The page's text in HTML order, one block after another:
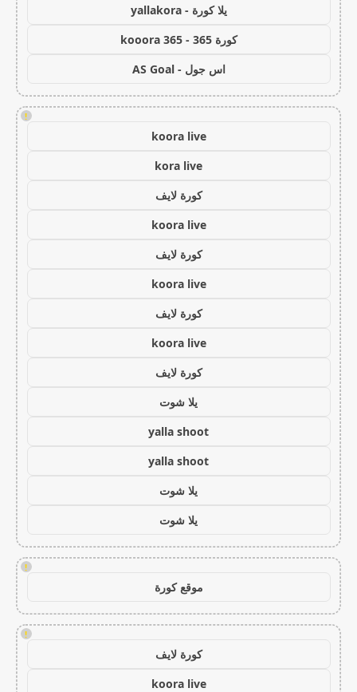
يلا كورة - yallakora
كورة 365 - kooora 365
اس جول - AS Goal
!
koora live
kora live
كورة لايف
koora live
كورة لايف
koora live
كورة لايف
koora live
كورة لايف
يلا شوت
yalla shoot
yalla shoot
يلا شوت
يلا شوت
!
موقع كورة
!
كورة لايف
koora live